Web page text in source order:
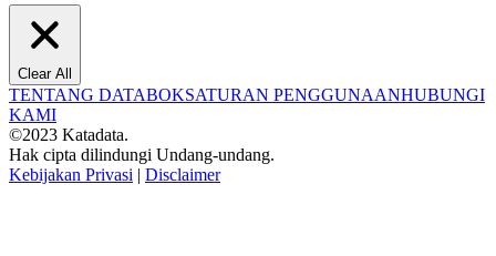
Clear All
TENTANG DATABOKSATURAN PENGGUNAANHUBUNGI
KAMI
©2023 Katadata.
Hak cipta dilindungi Undang-undang.
Kebijakan Privasi | Disclaimer